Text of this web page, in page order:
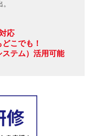
応
こでも！
テム）活用可能